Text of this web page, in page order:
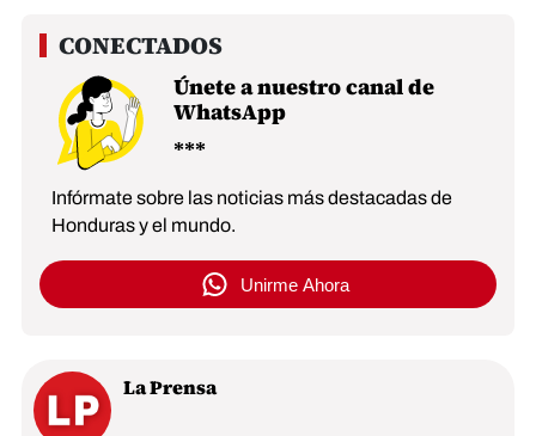
Únete a nuestro canal de
WhatsApp
Infórmate sobre las noticias más destacadas de
Honduras y el mundo.
Unirme Ahora
La Prensa